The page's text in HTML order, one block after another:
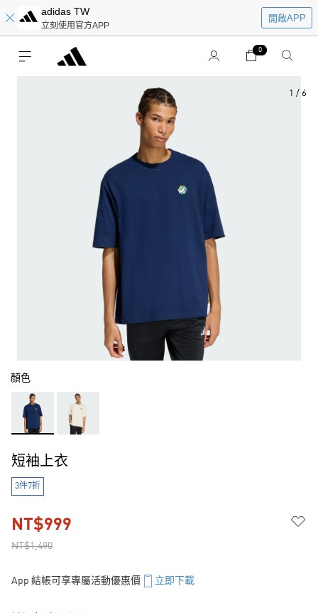
adidas TW
立刻使用官方APP
開啟APP
0
1 / 6
顏色
短袖上衣
3件7折
NT$1,490
NT$999
App 結帳可享專屬活動優惠價 立即下載